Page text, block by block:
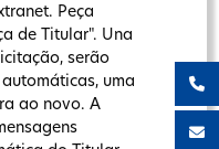
Peça
de Titular". Una
serão
uma
ao novo. A